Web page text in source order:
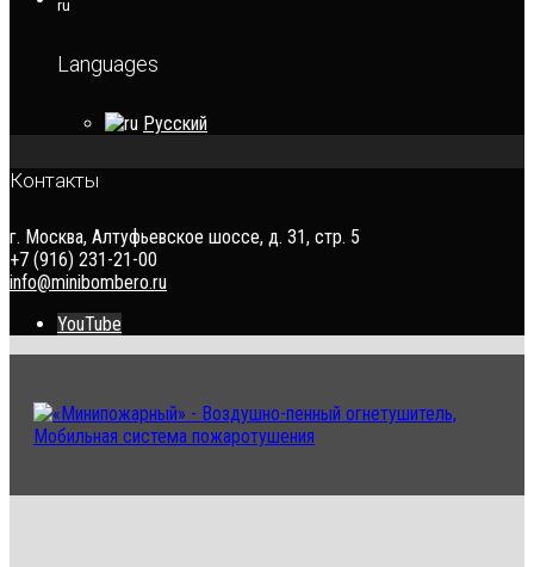
ru
Languages
Русский
Контакты
г. Москва, Алтуфьевское шоссе, д. 31, стр. 5
+7 (916) 231-21-00
info@minibombero.ru
YouTube